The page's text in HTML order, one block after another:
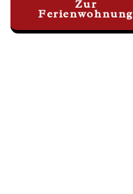
Zur
Ferienwohnung